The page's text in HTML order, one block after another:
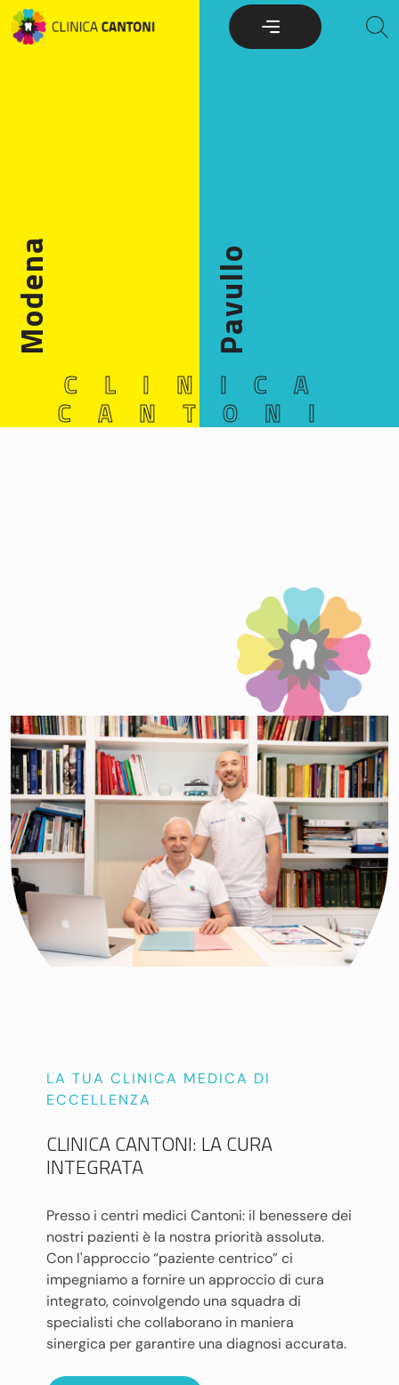
Skip
to
Modena Pavullo
CLINICA
CANTONI
LA TUA CLINICA MEDICA DI
ECCELLENZA
CLINICA CANTONI: LA CURA
INTEGRATA
Presso i centri medici Cantoni: il benessere dei
nostri pazienti è la nostra priorità assoluta.
Con l'approccio “paziente centrico” ci
impegniamo a fornire un approccio di cura
integrato, coinvolgendo una squadra di
specialisti che collaborano in maniera
sinergica per garantire una diagnosi accurata.